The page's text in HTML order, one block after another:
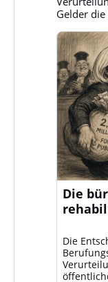
Gelder
Die
Die